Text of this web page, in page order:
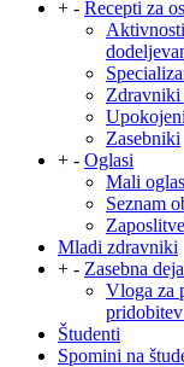
+ - Recepti za
Zdravniki
Zasebniki
+ - Oglasi
Mali
Seznam
Mladi zdravniki
+ - Zasebna
Vloga za
Študenti
Spomini na